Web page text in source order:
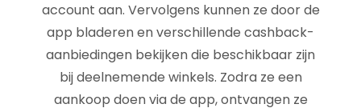
account aan. Vervolgens kunnen ze door de
app bladeren en verschillende cashback-
aanbiedingen bekijken die beschikbaar zijn
bij deelnemende winkels. Zodra ze een
aankoop doen via de app, ontvangen ze